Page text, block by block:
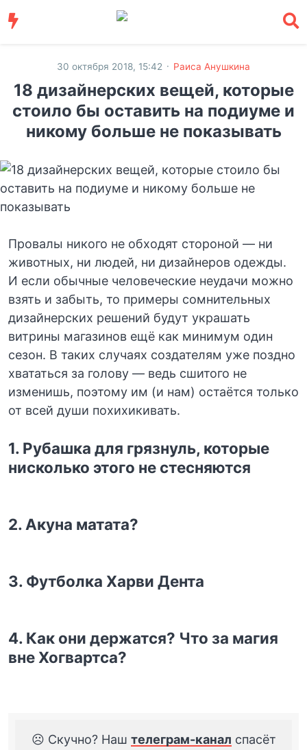
30 октября 2018, 15:42 · Раиса Анушкина
18 дизайнерских вещей, которые
стоило бы оставить на подиуме и
никому больше не показывать
Провалы никого не обходят стороной — ни
животных, ни людей, ни дизайнеров одежды.
И если обычные человеческие неудачи можно
взять и забыть, то примеры сомнительных
дизайнерских решений будут украшать
витрины магазинов ещё как минимум один
сезон. В таких случаях создателям уже поздно
хвататься за голову — ведь сшитого не
изменишь, поэтому им (и нам) остаётся только
от всей души похихикивать.
1. Рубашка для грязнуль, которые
нисколько этого не стесняются
2. Акуна матата?
3. Футболка Харви Дента
4. Как они держатся? Что за магия
вне Хогвартса?
☹️ Скучно? Наш телеграм-канал спасёт